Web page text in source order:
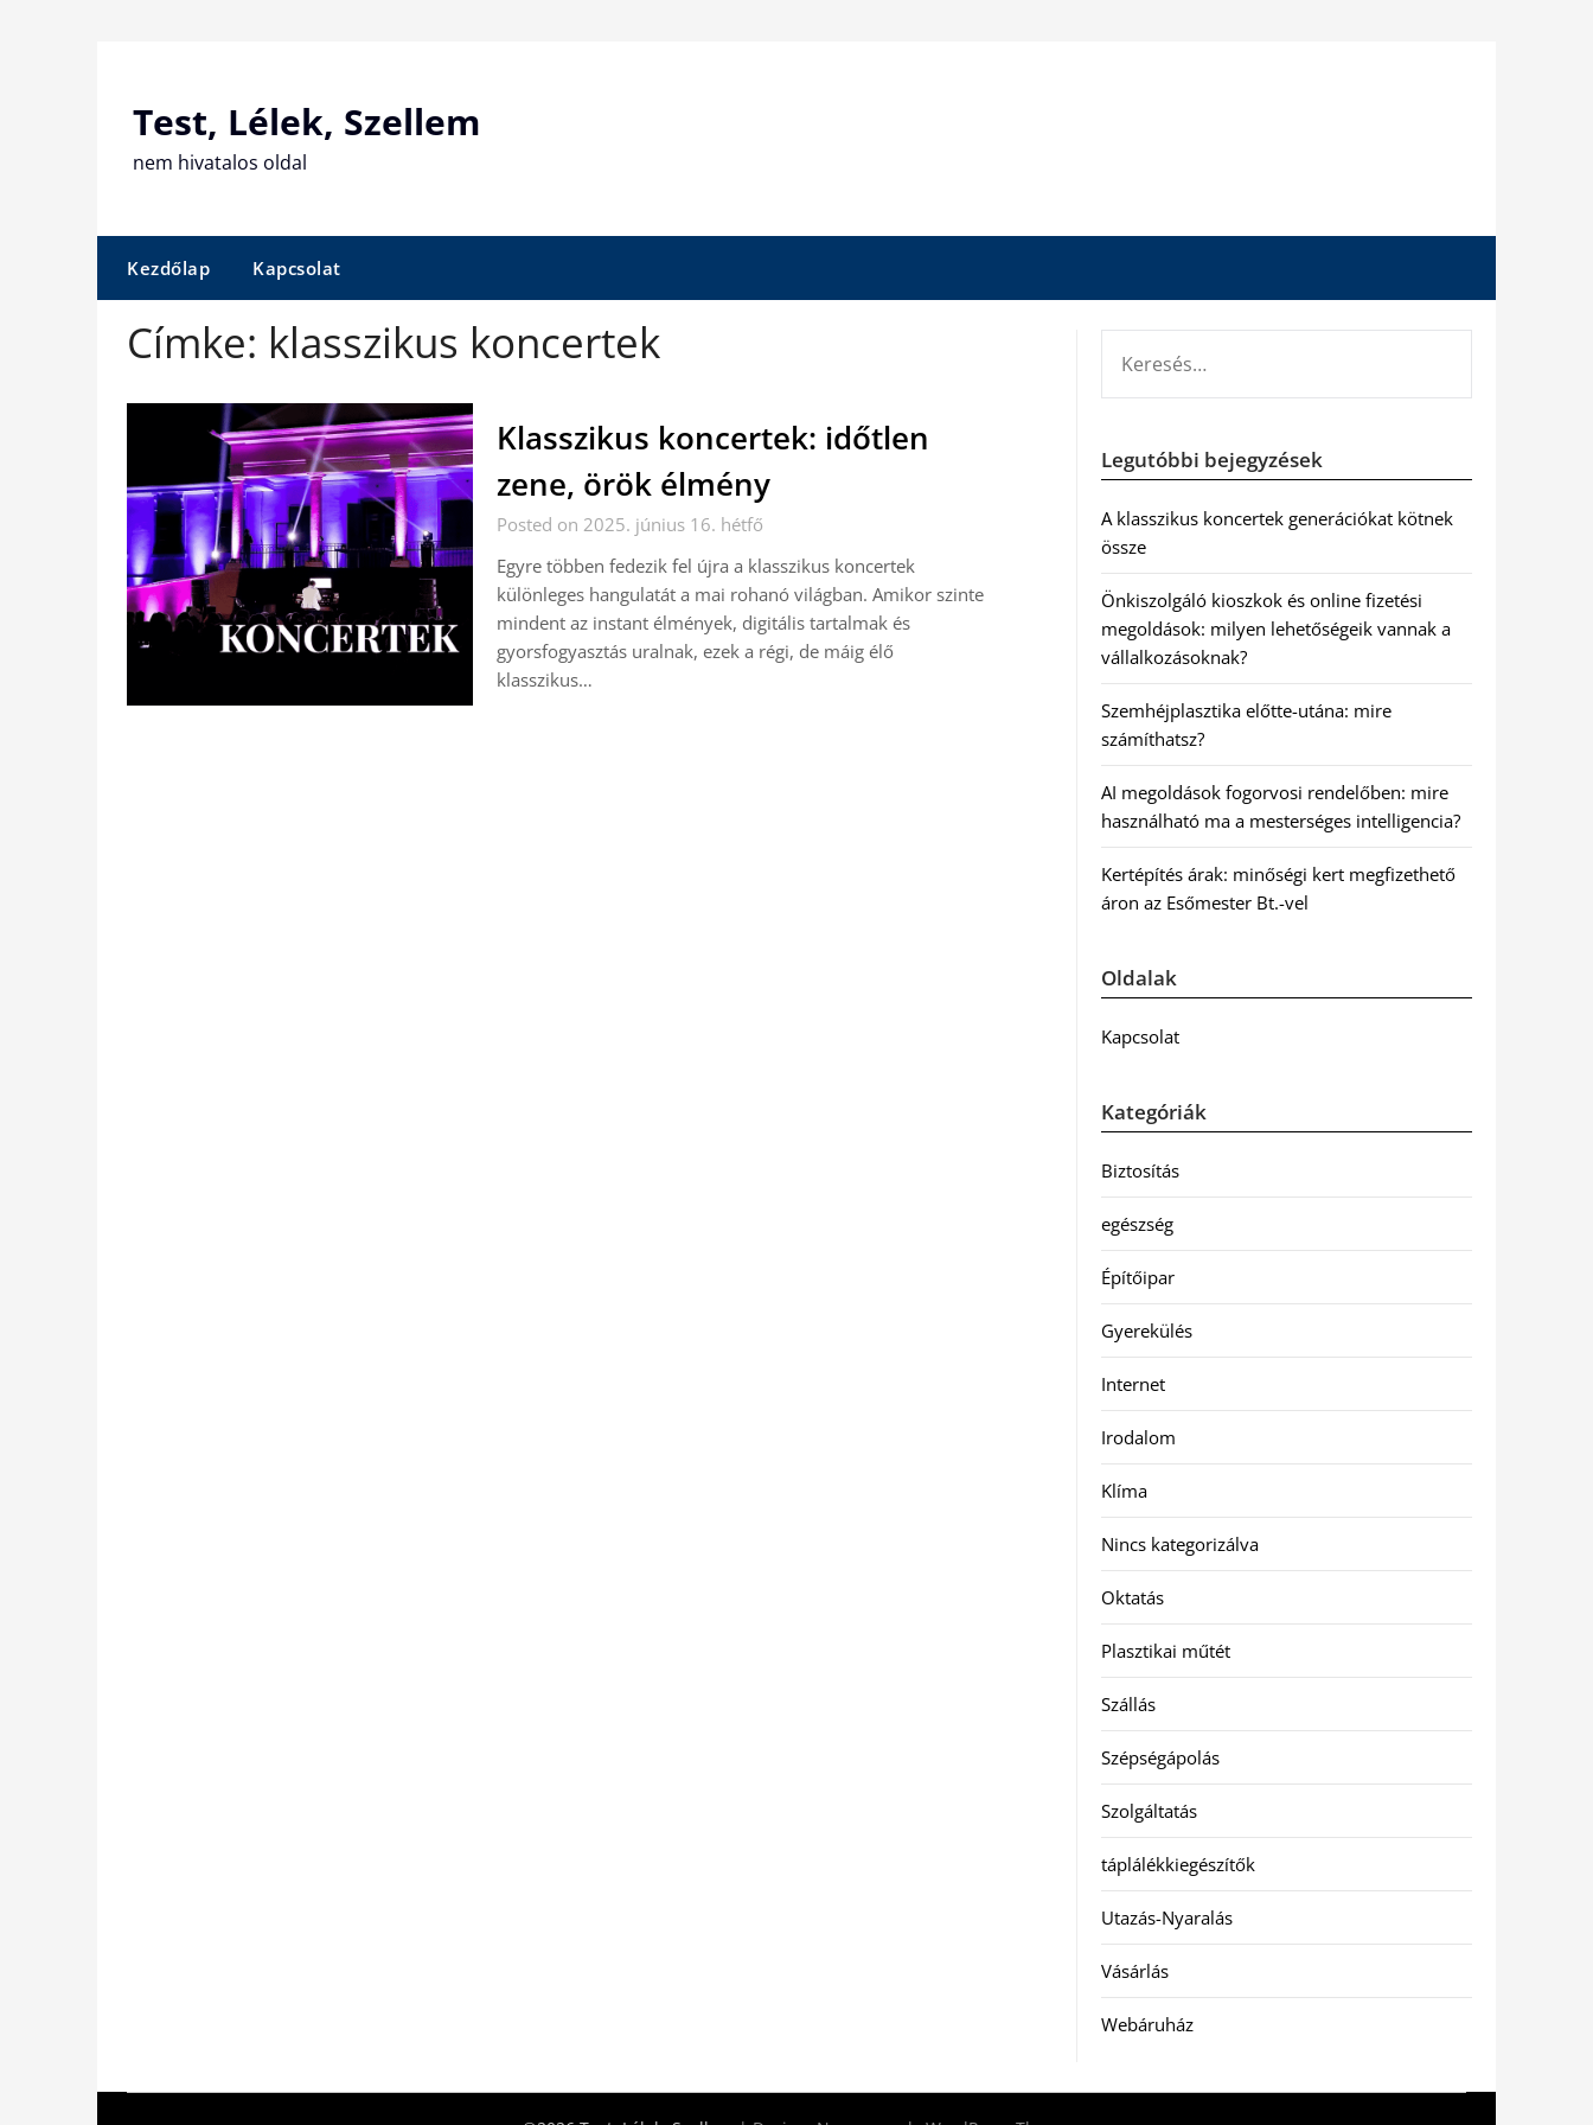
Test, Lélek, Szellem
nem hivatalos oldal
Kezdőlap Kapcsolat
Címke: klasszikus koncertek
Klasszikus koncertek: időtlen
zene, örök élmény
Posted on 2025. június 16. hétfő
Egyre többen fedezik fel újra a klasszikus koncertek
különleges hangulatát a mai rohanó világban. Amikor szinte
mindent az instant élmények, digitális tartalmak és
gyorsfogyasztás uralnak, ezek a régi, de máig élő
klasszikus…
Legutóbbi bejegyzések
A klasszikus koncertek generációkat kötnek
össze
Önkiszolgáló kioszkok és online fizetési
megoldások: milyen lehetőségeik vannak a
vállalkozásoknak?
Szemhéjplasztika előtte-utána: mire
számíthatsz?
AI megoldások fogorvosi rendelőben: mire
használható ma a mesterséges intelligencia?
Kertépítés árak: minőségi kert megfizethető
áron az Esőmester Bt.-vel
Oldalak
Kapcsolat
Kategóriák
Biztosítás
egészség
Építőipar
Gyerekülés
Internet
Irodalom
Klíma
Nincs kategorizálva
Oktatás
Plasztikai műtét
Szállás
Szépségápolás
Szolgáltatás
táplálékkiegészítők
Utazás-Nyaralás
Vásárlás
Webáruház